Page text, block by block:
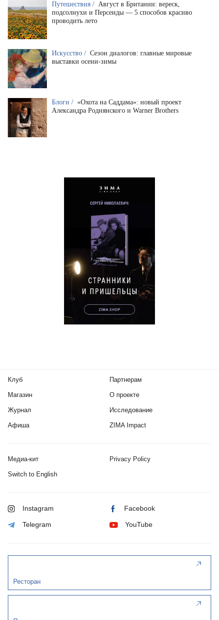
Путешествия / Август в Британии: вереск,
подсолнухи и Персеиды — 5 способов красиво
проводить лето
Искусство / Сезон диалогов: главные мировые
выставки осени-зимы
Блоги / «Охота на Саддама»: новый проект
Александра Роднянского и Warner Brothers
Клуб
Магазин
Журнал
Афиша
Партнерам
О проекте
Исследование
ZIMA Impact
Медиа-кит Privacy Policy
Switch to English
Instagram Facebook
Telegram YouTube
Ресторан